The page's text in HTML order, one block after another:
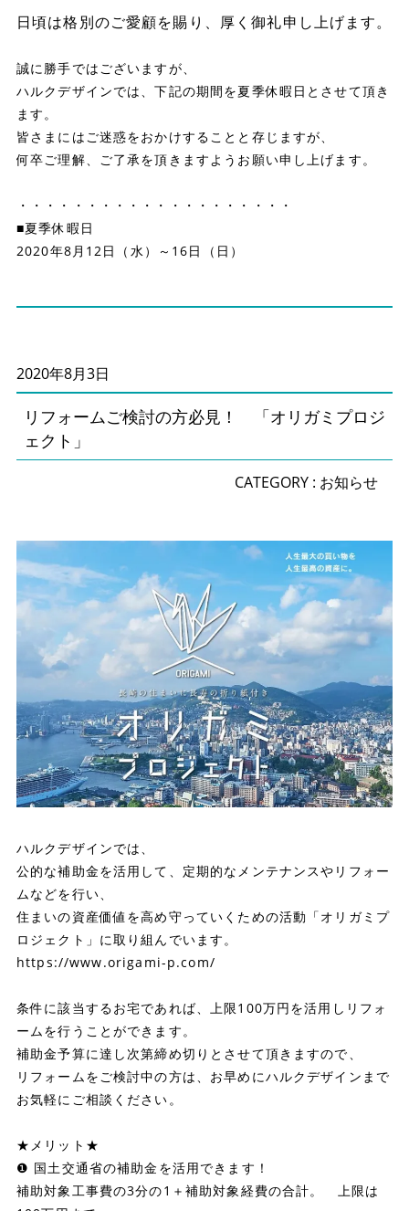
日頃は格別のご愛顧を賜り、厚く御礼申し上げます。
誠に勝手ではございますが、
ハルクデザインでは、下記の期間を夏季休暇日とさせて頂き
ます。
皆さまにはご迷惑をおかけすることと存じますが、
何卒ご理解、ご了承を頂きますようお願い申し上げます。
・・・・・・・・・・・・・・・・・・・・
■夏季休暇日
2020年8月12日（水）～16日（日）
2020年8月3日
リフォームご検討の方必見！ 「オリガミプロジ
ェクト」
CATEGORY : お知らせ
ハルクデザインでは、
公的な補助金を活用して、定期的なメンテナンスやリフォー
ムなどを行い、
住まいの資産価値を高め守っていくための活動「オリガミプ
ロジェクト」に取り組んでいます。
https://www.origami-p.com/
条件に該当するお宅であれば、上限100万円を活用しリフォ
ームを行うことができます。
補助金予算に達し次第締め切りとさせて頂きますので、
リフォームをご検討中の方は、お早めにハルクデザインまで
お気軽にご相談ください。
★メリット★
❶ 国土交通省の補助金を活用できます！
補助対象工事費の3分の1＋補助対象経費の合計。 上限は